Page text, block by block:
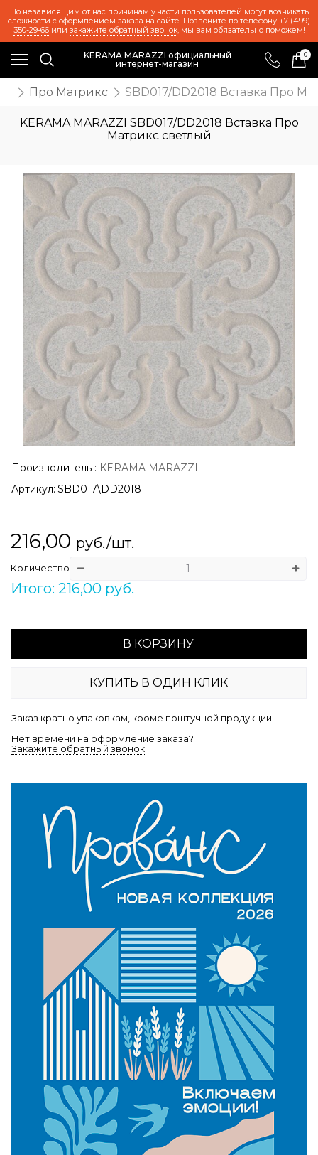
По независящим от нас причинам у части пользователей могут возникать
сложности с оформлением заказа на сайте. Позвоните по телефону +7 (499)
350-29-66или закажите обратный звонок, мы вам обязательно поможем!
KERAMA MARAZZI официальный
интернет-магазин
0
Про Матрикс SBD017/DD2018 Вставка Про
KERAMA MARAZZI SBD017/DD2018 Вставка Про
Матрикс светлый
Производитель : KERAMA MARAZZI
Артикул: SBD017\DD2018
216,00 руб./шт.
Количество
Итого: 216,00 руб.
В КОРЗИНУ
КУПИТЬ В ОДИН КЛИК
Заказ кратно упаковкам, кроме поштучной продукции.
Нет времени на оформление заказа?
Закажите обратный звонок